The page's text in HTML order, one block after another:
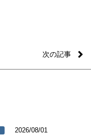
次の記事
2026/08/01